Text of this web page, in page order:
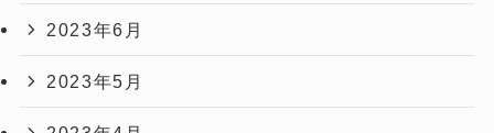
2023年6月
2023年5月